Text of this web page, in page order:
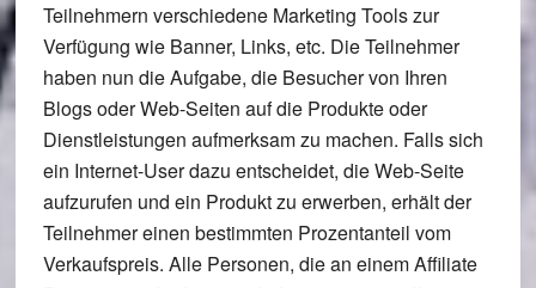
Teilnehmern verschiedene Marketing Tools zur
Verfügung wie Banner, Links, etc. Die Teilnehmer
haben nun die Aufgabe, die Besucher von Ihren
Blogs oder Web-Seiten auf die Produkte oder
Dienstleistungen aufmerksam zu machen. Falls sich
ein Internet-User dazu entscheidet, die Web-Seite
aufzurufen und ein Produkt zu erwerben, erhält der
Teilnehmer einen bestimmten Prozentanteil vom
Verkaufspreis. Alle Personen, die an einem Affiliate